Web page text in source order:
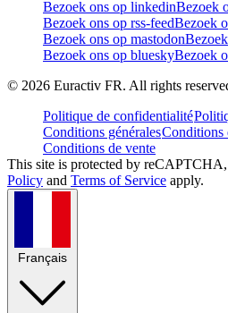
Bezoek ons op linkedinBezoek
Bezoek ons op rss-feedBezoek
Bezoek ons op mastodon
Bezoek ons op blueskyBezoek
© 2026 Euractiv FR. All rights
Politique de confidentialité
Conditions généralesConditions
Conditions de vente
This site is protected by
Policy and Terms of Service apply.
Français